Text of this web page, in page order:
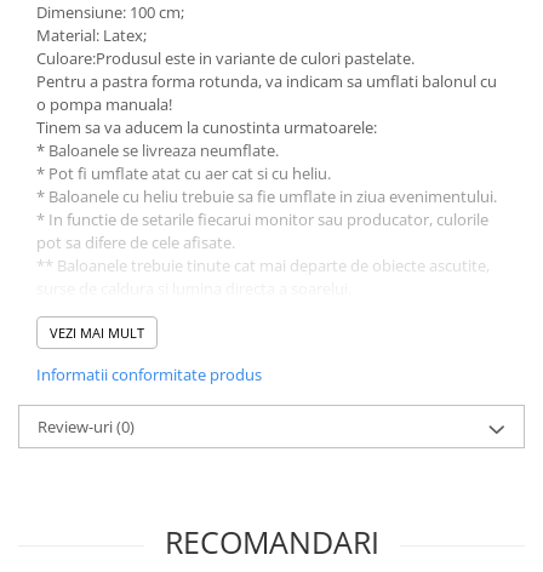
Dimensiune: 100 cm;
Material: Latex;
Culoare:Produsul este in variante de culori pastelate.
Pentru a pastra forma rotunda, va indicam sa umflati balonul cu
o pompa manuala!
Tinem sa va aducem la cunostinta urmatoarele:
* Baloanele se livreaza neumflate.
* Pot fi umflate atat cu aer cat si cu heliu.
* Baloanele cu heliu trebuie sa fie umflate in ziua evenimentului.
* In functie de setarile fiecarui monitor sau producator, culorile
pot sa difere de cele afisate.
** Baloanele trebuie tinute cat mai departe de obiecte ascutite,
Efectele pe care le produc baloanele pot face diferenta in
petrecere ,neaparat ,accesoriile petrecerii sunt baloanele.
Baloanele JUMBO PASTEL de 100 cm, sunt concepute din latex de
calitate superioara care se preteaza atat pentru decorurile din
interior cat si pentru cele din exterior.
VEZI MAI MULT
Informatii conformitate produs
Review-uri(0)
RECOMANDARI